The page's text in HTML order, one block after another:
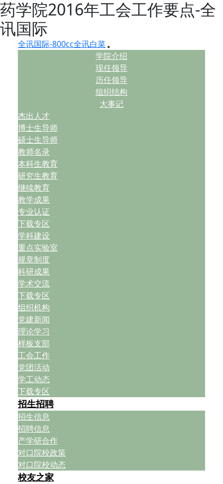
药学院2016年工会工作要点-全
讯国际
全讯国际-800cc全讯白菜
学院介绍
现任领导
历任领导
组织结构
大事记
杰出人才
博士生导师
硕士生导师
教师名录
本科生教育
研究生教育
继续教育
教学成果
专业认证
下载专区
学科建设
重点实验室
规章制度
科研成果
学术交流
下载专区
组织机构
党建新闻
理论学习
样板支部
工会工作
党团活动
学工动态
下载专区
招生招聘
招生信息
招聘信息
产学研合作
对口院校政策
对口院校动态
校友之家